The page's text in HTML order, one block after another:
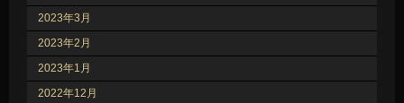
2023年3月
2023年2月
2023年1月
2022年12月